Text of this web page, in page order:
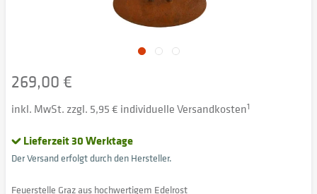
269,00 €
inkl. MwSt. zzgl. 5,95 € individuelle Versandkosten1
Lieferzeit 30 Werktage
Der Versand erfolgt durch den Hersteller.
Feuerstelle Graz aus hochwertigem Edelrost